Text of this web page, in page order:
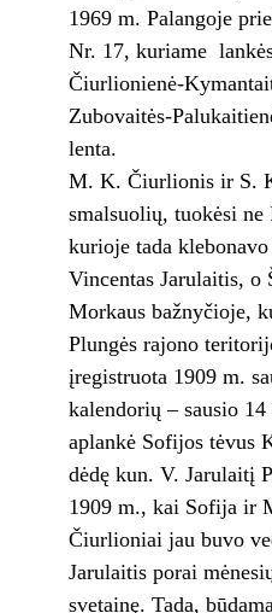
1969 m. Palangoje
Nr. 17, kuriame
Čiurlionienė-
Zubovaitės-
lenta.
M. K. Čiurlionis ir S.
smalsuolių, tuokėsi ne
kurioje tada
Vincentas Jarulaitis, o
Morkaus bažnyčioje,
Plungės rajono
įregistruota 1909 m.
kalendorių – sausio
aplankė Sofijos tėvus
dėdę kun. V. Jarulaitį
1909 m., kai Sofija ir
Čiurlioniai jau buvo
Jarulaitis porai
svetainę. Tada,